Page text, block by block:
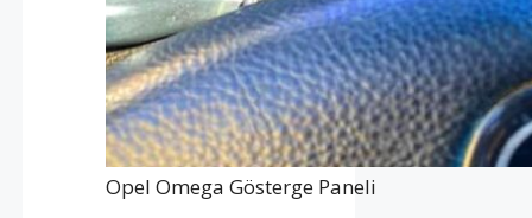
Opel Omega Gösterge Paneli